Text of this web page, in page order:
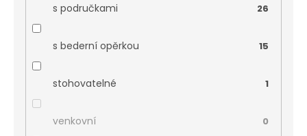
s područkami 26
s bederní opěrkou 15
stohovatelné 1
venkovní 0